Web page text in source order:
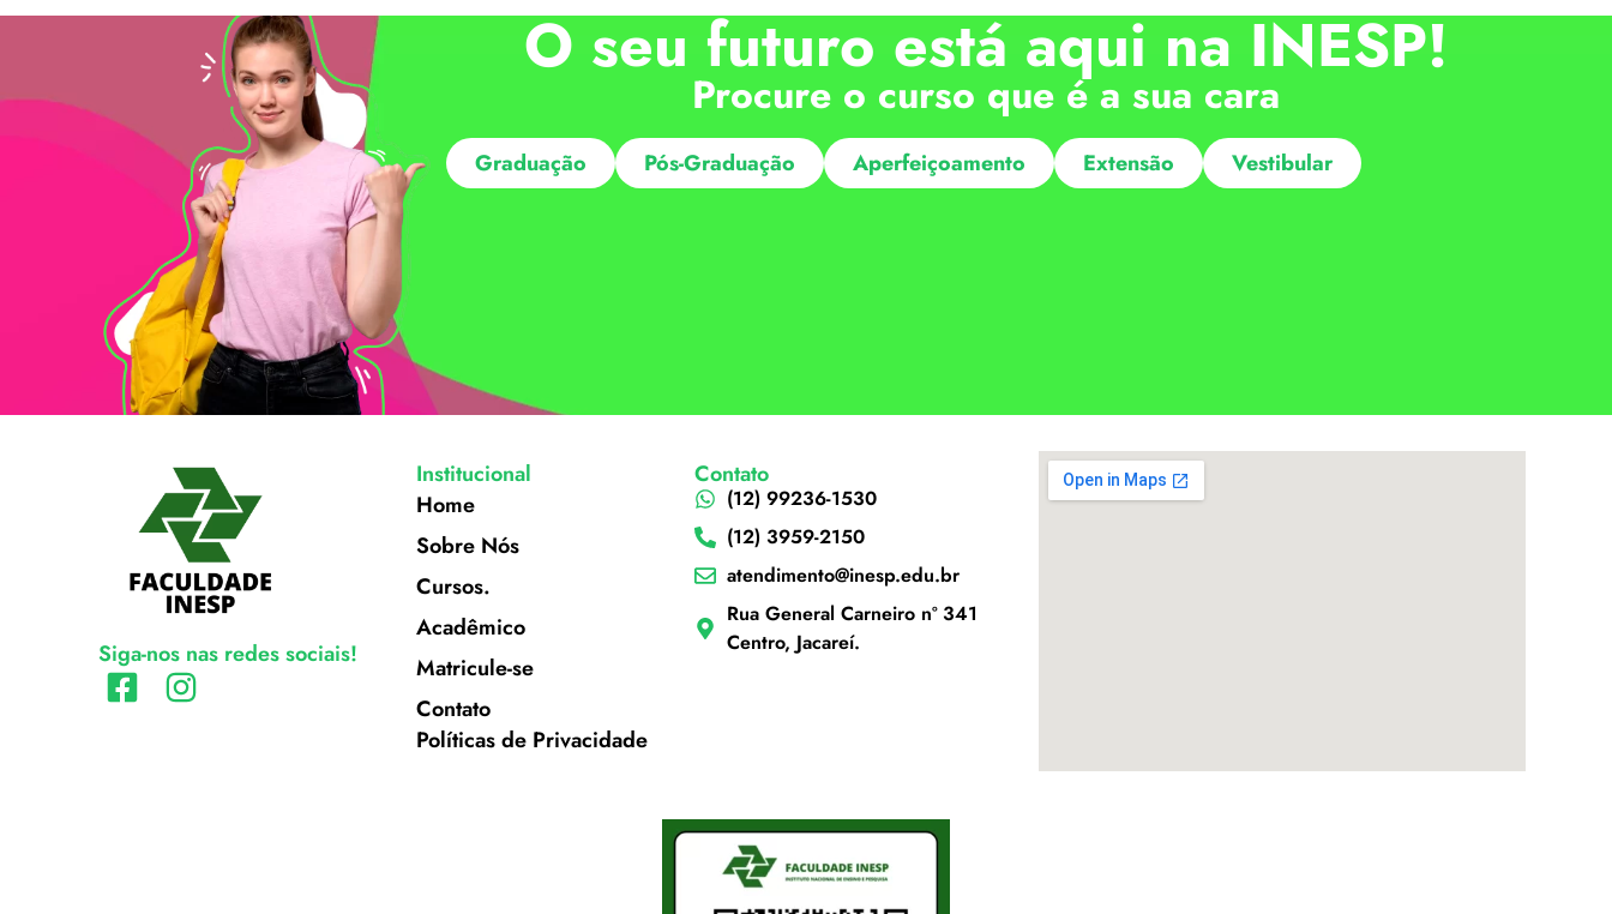
O seu futuro está aqui na INESP!
Procure o curso que é a sua cara
Graduação Pós-Graduação Aperfeiçoamento Extensão Vestibular
Siga-nos nas redes sociais!
Institucional
Home
Sobre Nós
Cursos.
Acadêmico
Matricule-se
Contato
Políticas de Privacidade
Contato
(12) 99236-1530
(12) 3959-2150
atendimento@inesp.edu.br
Rua General Carneiro nº 341
Centro, Jacareí.